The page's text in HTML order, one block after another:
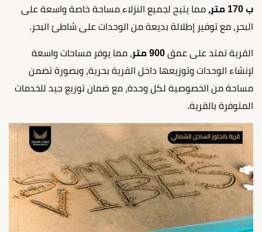
ب 170 متر،
مما يتيح لجميع النزلاء مساحة خاصة واسعة على
البحر، مع توفير إطلالة بديعة من الوحدات على شاطئ البحر.
القرية تمتد على عمق
، مما يوفر مساحات واسعة
لإنشاء الوحدات وتوزيعها داخل القرية بحرية، وبصورة تضمن
مساحة من الخصوصية لكل وحدة، مع ضمان توزيع جيد للخدمات
المتوفرة بالقرية.